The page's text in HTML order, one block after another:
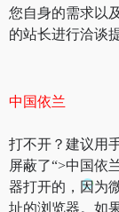
您自身的需求以
的站长进行洽谈
中国依兰
打不开？建议用
屏蔽了“>中国依
器打开的，因为
址的浏览器。如